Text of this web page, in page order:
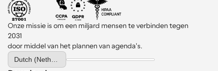
Onze missie is om een miljard mensen te verbinden tegen
2031
door middel van het plannen van agenda's.
Select Language